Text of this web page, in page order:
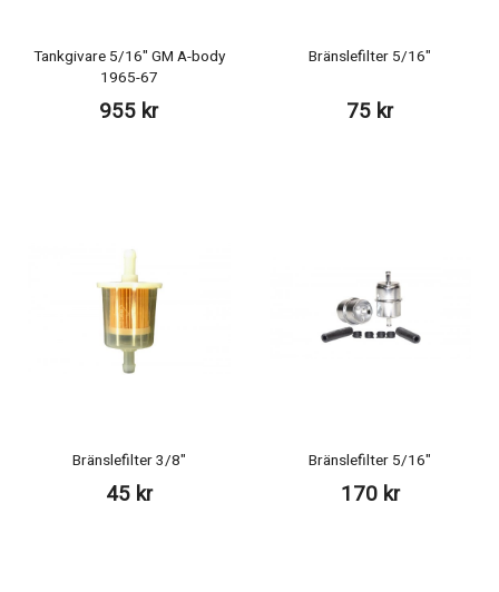
Tankgivare 5/16" GM A-body
1965-67
955 kr
Bränslefilter 5/16"
75 kr
Bränslefilter 3/8"
45 kr
Bränslefilter 5/16"
170 kr